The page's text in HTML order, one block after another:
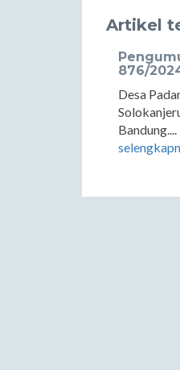
Artikel
876/
Desa
Bandung....